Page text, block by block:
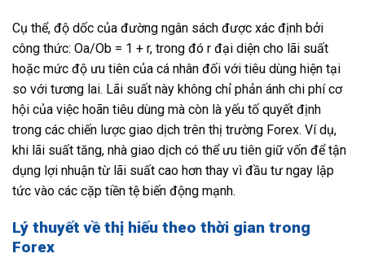
Cụ thể, độ dốc của đường ngân sách được xác định bởi
công thức: Oa/Ob = 1 + r, trong đó r đại diện cho lãi suất
hoặc mức độ ưu tiên của cá nhân đối với tiêu dùng hiện tại
so với tương lai. Lãi suất này không chỉ phản ánh chi phí cơ
hội của việc hoãn tiêu dùng mà còn là yếu tố quyết định
trong các chiến lược giao dịch trên thị trường Forex. Ví dụ,
khi lãi suất tăng, nhà giao dịch có thể ưu tiên giữ vốn để tận
dụng lợi nhuận từ lãi suất cao hơn thay vì đầu tư ngay lập
tức vào các cặp tiền tệ biến động mạnh.
Lý thuyết về thị hiếu theo thời gian trong
Forex